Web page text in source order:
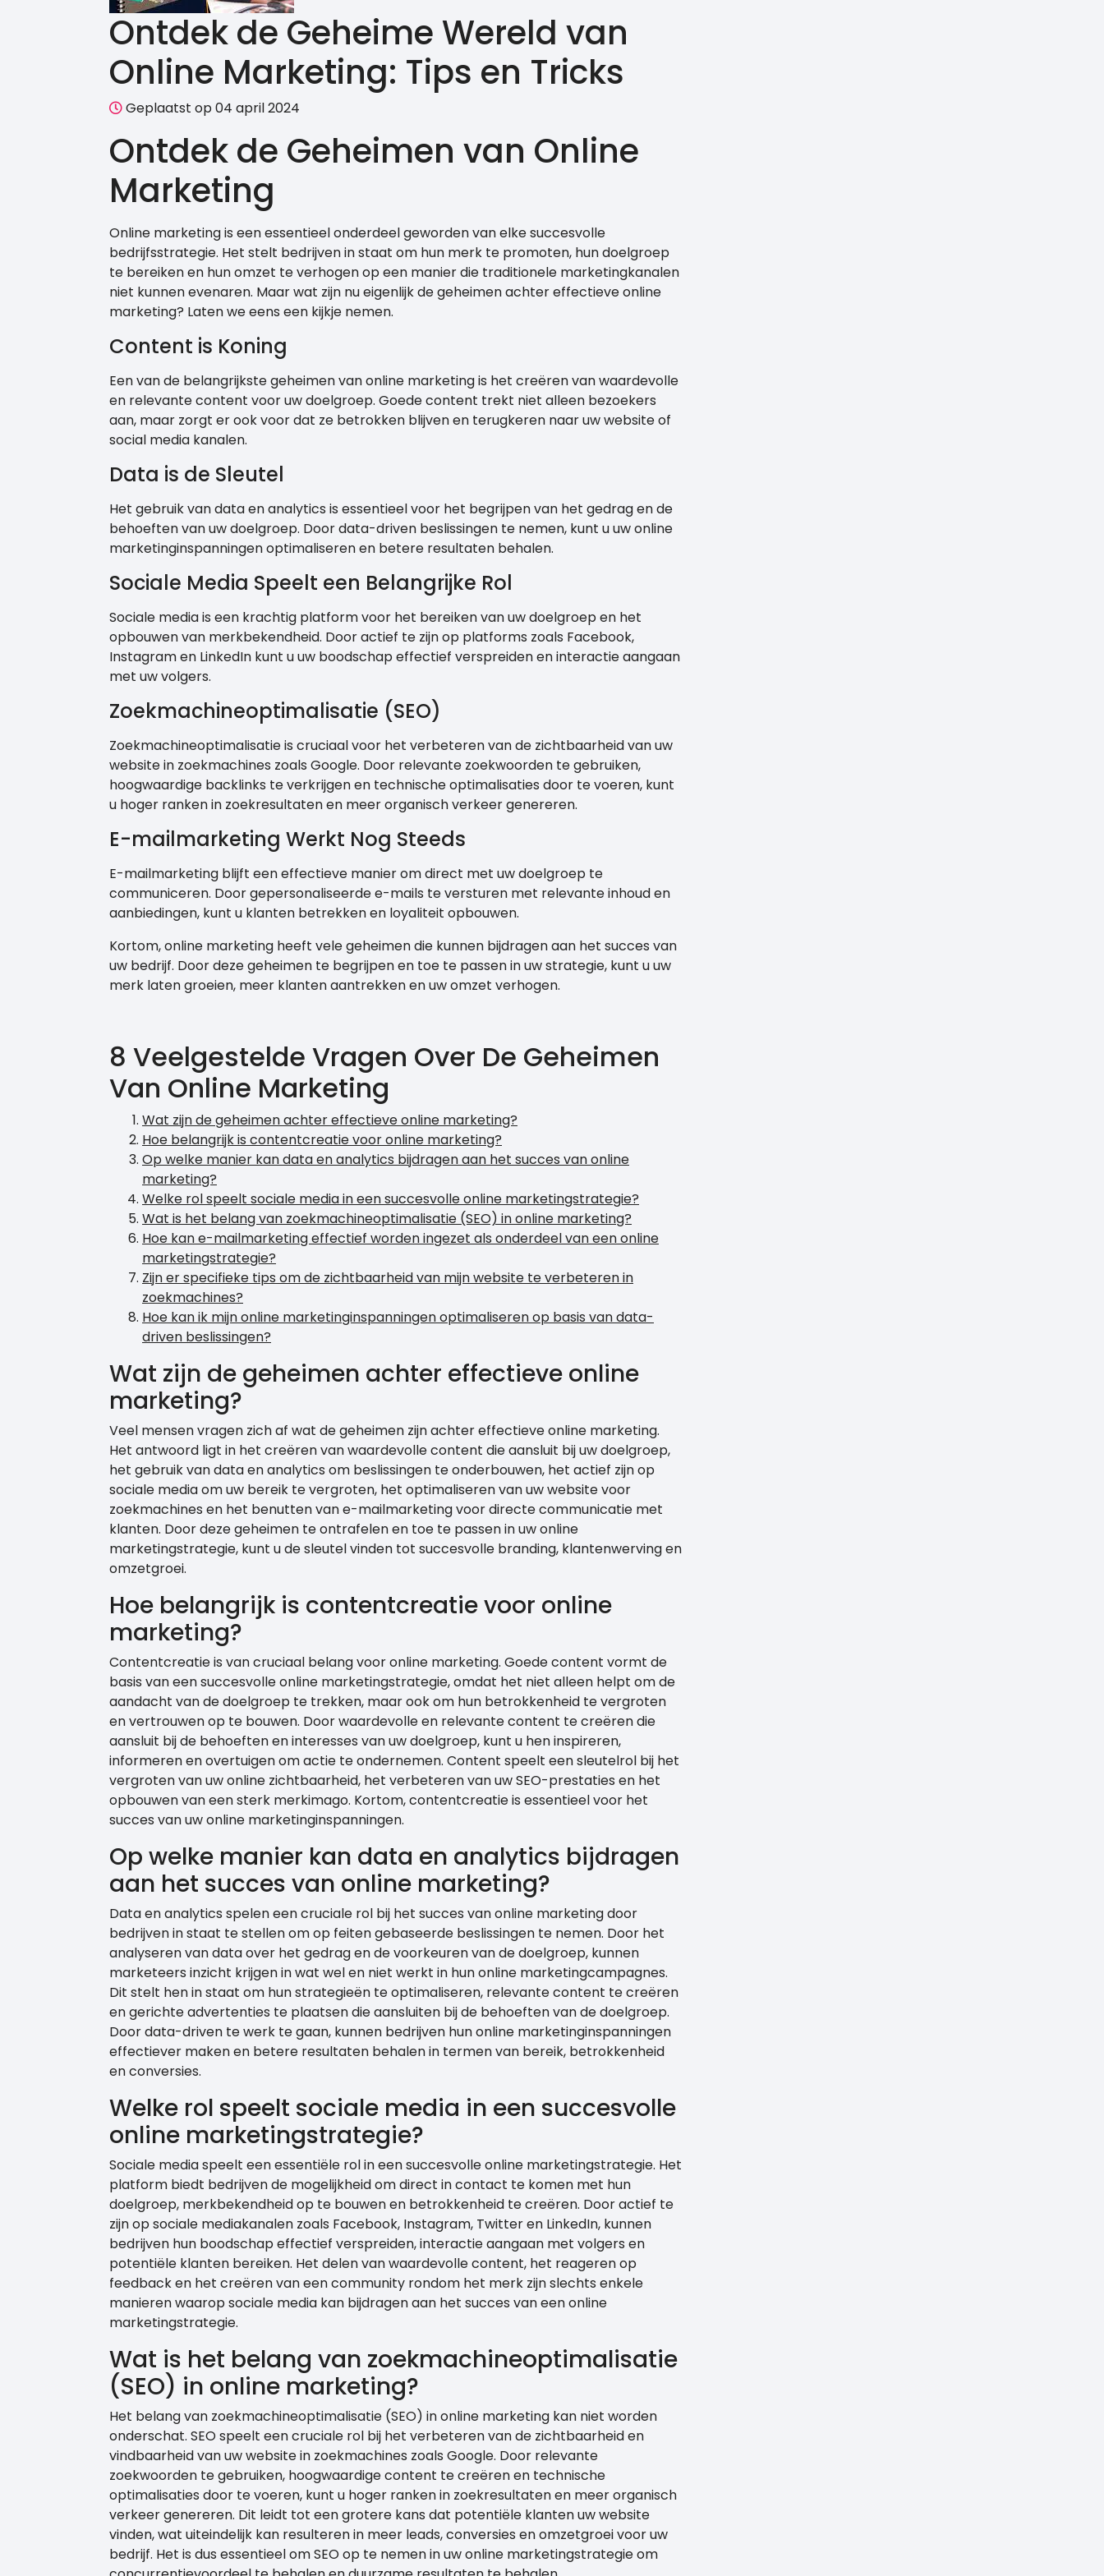
Ontdek de Geheime Wereld van
Online Marketing: Tips en Tricks
Geplaatst op 04 april 2024
Ontdek de Geheimen van Online
Marketing
Online marketing is een essentieel onderdeel geworden van elke succesvolle
bedrijfsstrategie. Het stelt bedrijven in staat om hun merk te promoten, hun doelgroep
te bereiken en hun omzet te verhogen op een manier die traditionele marketingkanalen
niet kunnen evenaren. Maar wat zijn nu eigenlijk de geheimen achter effectieve online
marketing? Laten we eens een kijkje nemen.
Content is Koning
Een van de belangrijkste geheimen van online marketing is het creëren van waardevolle
en relevante content voor uw doelgroep. Goede content trekt niet alleen bezoekers
aan, maar zorgt er ook voor dat ze betrokken blijven en terugkeren naar uw website of
social media kanalen.
Data is de Sleutel
Het gebruik van data en analytics is essentieel voor het begrijpen van het gedrag en de
behoeften van uw doelgroep. Door data-driven beslissingen te nemen, kunt u uw online
marketinginspanningen optimaliseren en betere resultaten behalen.
Sociale Media Speelt een Belangrijke Rol
Sociale media is een krachtig platform voor het bereiken van uw doelgroep en het
opbouwen van merkbekendheid. Door actief te zijn op platforms zoals Facebook,
Instagram en LinkedIn kunt u uw boodschap effectief verspreiden en interactie aangaan
met uw volgers.
Zoekmachineoptimalisatie (SEO)
Zoekmachineoptimalisatie is cruciaal voor het verbeteren van de zichtbaarheid van uw
website in zoekmachines zoals Google. Door relevante zoekwoorden te gebruiken,
hoogwaardige backlinks te verkrijgen en technische optimalisaties door te voeren, kunt
u hoger ranken in zoekresultaten en meer organisch verkeer genereren.
E-mailmarketing Werkt Nog Steeds
E-mailmarketing blijft een effectieve manier om direct met uw doelgroep te
communiceren. Door gepersonaliseerde e-mails te versturen met relevante inhoud en
aanbiedingen, kunt u klanten betrekken en loyaliteit opbouwen.
Kortom, online marketing heeft vele geheimen die kunnen bijdragen aan het succes van
uw bedrijf. Door deze geheimen te begrijpen en toe te passen in uw strategie, kunt u uw
merk laten groeien, meer klanten aantrekken en uw omzet verhogen.
8 Veelgestelde Vragen Over De Geheimen
Van Online Marketing
Wat zijn de geheimen achter effectieve online marketing?
Hoe belangrijk is contentcreatie voor online marketing?
Op welke manier kan data en analytics bijdragen aan het succes van online
marketing?
Welke rol speelt sociale media in een succesvolle online marketingstrategie?
Wat is het belang van zoekmachineoptimalisatie (SEO) in online marketing?
Hoe kan e-mailmarketing effectief worden ingezet als onderdeel van een online
marketingstrategie?
Zijn er specifieke tips om de zichtbaarheid van mijn website te verbeteren in
zoekmachines?
Hoe kan ik mijn online marketinginspanningen optimaliseren op basis van data-
driven beslissingen?
Wat zijn de geheimen achter effectieve online
marketing?
Veel mensen vragen zich af wat de geheimen zijn achter effectieve online marketing.
Het antwoord ligt in het creëren van waardevolle content die aansluit bij uw doelgroep,
het gebruik van data en analytics om beslissingen te onderbouwen, het actief zijn op
sociale media om uw bereik te vergroten, het optimaliseren van uw website voor
zoekmachines en het benutten van e-mailmarketing voor directe communicatie met
klanten. Door deze geheimen te ontrafelen en toe te passen in uw online
marketingstrategie, kunt u de sleutel vinden tot succesvolle branding, klantenwerving en
omzetgroei.
Hoe belangrijk is contentcreatie voor online
marketing?
Contentcreatie is van cruciaal belang voor online marketing. Goede content vormt de
basis van een succesvolle online marketingstrategie, omdat het niet alleen helpt om de
aandacht van de doelgroep te trekken, maar ook om hun betrokkenheid te vergroten
en vertrouwen op te bouwen. Door waardevolle en relevante content te creëren die
aansluit bij de behoeften en interesses van uw doelgroep, kunt u hen inspireren,
informeren en overtuigen om actie te ondernemen. Content speelt een sleutelrol bij het
vergroten van uw online zichtbaarheid, het verbeteren van uw SEO-prestaties en het
opbouwen van een sterk merkimago. Kortom, contentcreatie is essentieel voor het
succes van uw online marketinginspanningen.
Op welke manier kan data en analytics bijdragen
aan het succes van online marketing?
Data en analytics spelen een cruciale rol bij het succes van online marketing door
bedrijven in staat te stellen om op feiten gebaseerde beslissingen te nemen. Door het
analyseren van data over het gedrag en de voorkeuren van de doelgroep, kunnen
marketeers inzicht krijgen in wat wel en niet werkt in hun online marketingcampagnes.
Dit stelt hen in staat om hun strategieën te optimaliseren, relevante content te creëren
en gerichte advertenties te plaatsen die aansluiten bij de behoeften van de doelgroep.
Door data-driven te werk te gaan, kunnen bedrijven hun online marketinginspanningen
effectiever maken en betere resultaten behalen in termen van bereik, betrokkenheid
en conversies.
Welke rol speelt sociale media in een succesvolle
online marketingstrategie?
Sociale media speelt een essentiële rol in een succesvolle online marketingstrategie. Het
platform biedt bedrijven de mogelijkheid om direct in contact te komen met hun
doelgroep, merkbekendheid op te bouwen en betrokkenheid te creëren. Door actief te
zijn op sociale mediakanalen zoals Facebook, Instagram, Twitter en LinkedIn, kunnen
bedrijven hun boodschap effectief verspreiden, interactie aangaan met volgers en
potentiële klanten bereiken. Het delen van waardevolle content, het reageren op
feedback en het creëren van een community rondom het merk zijn slechts enkele
manieren waarop sociale media kan bijdragen aan het succes van een online
marketingstrategie.
Wat is het belang van zoekmachineoptimalisatie
(SEO) in online marketing?
Het belang van zoekmachineoptimalisatie (SEO) in online marketing kan niet worden
onderschat. SEO speelt een cruciale rol bij het verbeteren van de zichtbaarheid en
vindbaarheid van uw website in zoekmachines zoals Google. Door relevante
zoekwoorden te gebruiken, hoogwaardige content te creëren en technische
optimalisaties door te voeren, kunt u hoger ranken in zoekresultaten en meer organisch
verkeer genereren. Dit leidt tot een grotere kans dat potentiële klanten uw website
vinden, wat uiteindelijk kan resulteren in meer leads, conversies en omzetgroei voor uw
bedrijf. Het is dus essentieel om SEO op te nemen in uw online marketingstrategie om